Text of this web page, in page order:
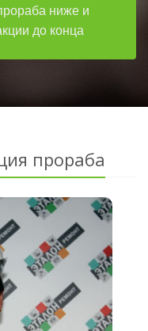
ниже и
до конца
прораба